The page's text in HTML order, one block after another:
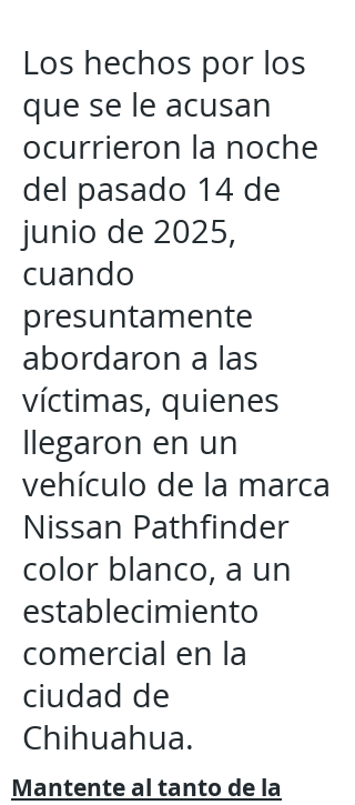
Los hechos por los
que se le acusan
ocurrieron la noche
del pasado 14 de
junio de 2025,
cuando
presuntamente
abordaron a las
víctimas, quienes
llegaron en un
vehículo de la marca
Nissan Pathfinder
color blanco, a un
establecimiento
comercial en la
ciudad de
Chihuahua.
Mantente al tanto de la